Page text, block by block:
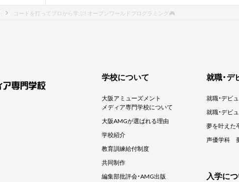
コードを打ってプロから学ぶ！ オープンワールドプログラミング🎮
学校について
大阪アミューズメント
メディア専門学校について
大阪AMGが選ばれる理由
学校紹介
教育訓練給付制度
共同制作
編集部批評会・AMG出版
就職・デ
就職・デビ
就職・デビ
夢を叶えた
声優学科
入学に